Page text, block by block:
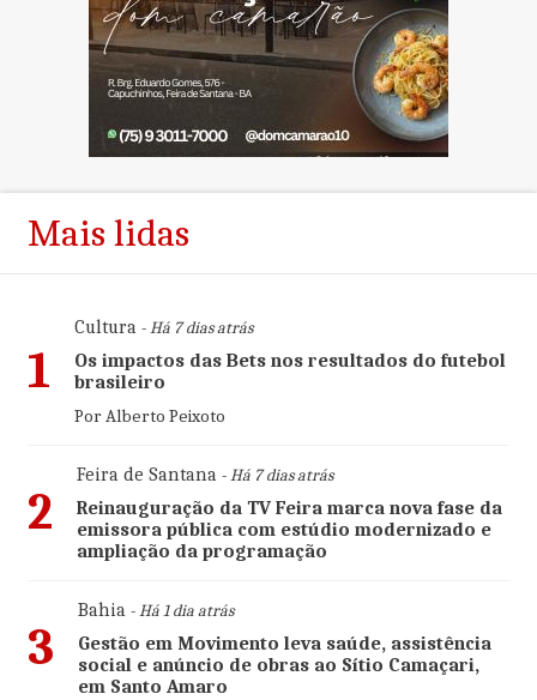
Mais lidas
1
Cultura- Há 7 dias atrás
Os impactos das Bets nos resultados do futebol
brasileiro
Por Alberto Peixoto
2
Feira de Santana- Há 7 dias atrás
Reinauguração da TV Feira marca nova fase da
emissora pública com estúdio modernizado e
ampliação da programação
3
Bahia- Há 1 dia atrás
Gestão em Movimento leva saúde, assistência
social e anúncio de obras ao Sítio Camaçari,
em Santo Amaro